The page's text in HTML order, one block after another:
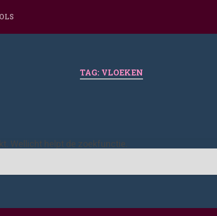
TAG: VLOEKEN
Wellicht helpt de zoekfunctie.